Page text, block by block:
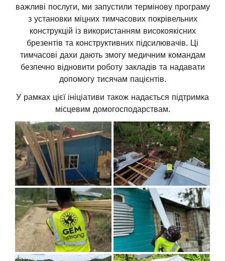
важливі послуги, ми запустили термінову програму
з установки міцних тимчасових покрівельних
конструкцій із використанням високоякісних
брезентів та конструктивних підсилювачів. Ці
тимчасові дахи дають змогу медичним командам
безпечно відновити роботу закладів та надавати
допомогу тисячам пацієнтів.
У рамках цієї ініціативи також надається підтримка
місцевим домогосподарствам.